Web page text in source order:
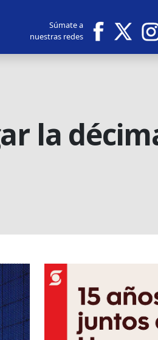
Súmate a
nuestras redes
la